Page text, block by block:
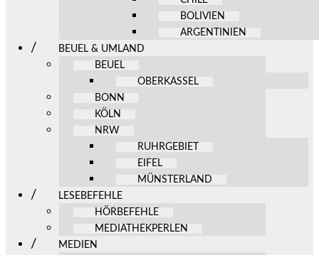
BOLIVIEN
ARGENTINIEN
BEUEL & UMLAND
BEUEL
OBERKASSEL
BONN
KÖLN
NRW
RUHRGEBIET
EIFEL
MÜNSTERLAND
LESEBEFEHLE
HÖRBEFEHLE
MEDIATHEKPERLEN
MEDIEN